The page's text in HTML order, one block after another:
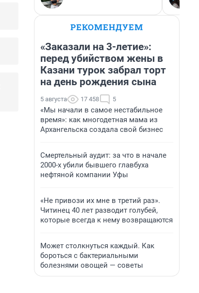
РЕКОМЕНДУЕМ
«Заказали на 3-летие»:
перед убийством жены в
Казани турок забрал торт
на день рождения сына
5 августа 17 458 5
«Мы начали в самое нестабильное
время»: как многодетная мама из
Архангельска создала свой бизнес
Смертельный аудит: за что в начале
2000-х убили бывшего главбуха
нефтяной компании Уфы
«Не привози их мне в третий раз».
Читинец 40 лет разводит голубей,
которые всегда к нему возвращаются
Может столкнуться каждый. Как
бороться с бактериальными
болезнями овощей — советы